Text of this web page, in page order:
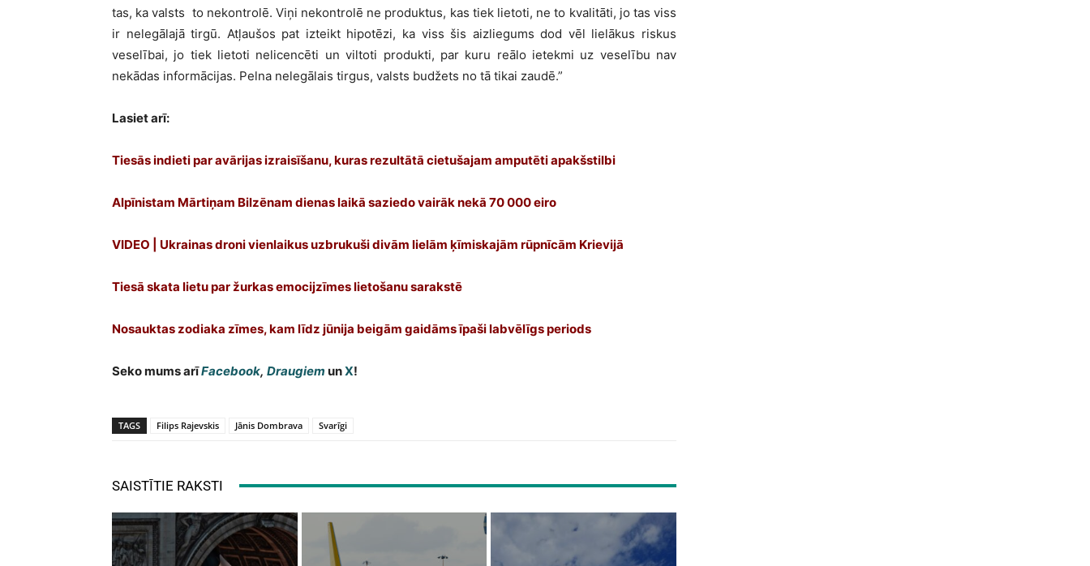
tas, ka valsts to nekontrolē. Viņi nekontrolē ne produktus, kas tiek lietoti, ne to kvalitāti, jo tas viss
ir nelegālajā tirgū. Atļaušos pat izteikt hipotēzi, ka viss šis aizliegums dod vēl lielākus riskus
veselībai, jo tiek lietoti nelicencēti un viltoti produkti, par kuru reālo ietekmi uz veselību nav
nekādas informācijas. Pelna nelegālais tirgus, valsts budžets no tā tikai zaudē.”
Lasiet arī:
Tiesās indieti par avārijas izraisīšanu, kuras rezultātā cietušajam amputēti apakšstilbi
Alpīnistam Mārtiņam Bilzēnam dienas laikā saziedo vairāk nekā 70 000 eiro
VIDEO | Ukrainas droni vienlaikus uzbrukuši divām lielām ķīmiskajām rūpnīcām Krievijā
Tiesā skata lietu par žurkas emocijzīmes lietošanu sarakstē
Nosauktas zodiaka zīmes, kam līdz jūnija beigām gaidāms īpaši labvēlīgs periods
Seko mums arīFacebook, Draugiem unX!
TAGS Filips Rajevskis Jānis Dombrava Svarīgi
SAISTĪTIE RAKSTI